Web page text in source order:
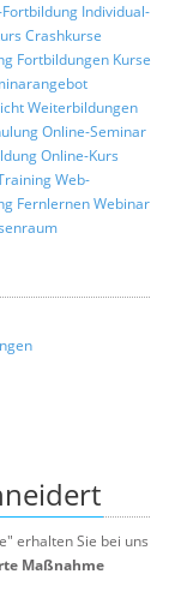
Individual-
Crashkurse
Fortbildungen Kurse
Weiterbildungen
Online-Seminar
Online-Kurs
Web-
FernlernenWebinar
erhalten Sie bei uns
Maßnahme